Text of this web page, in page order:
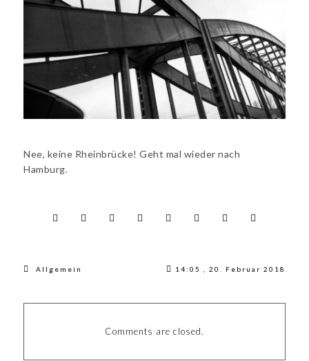
Nee, keine Rheinbrücke! Geht mal wieder nach
Hamburg.
Allgemein 14:05 , 20. Februar 2018
Comments are closed.